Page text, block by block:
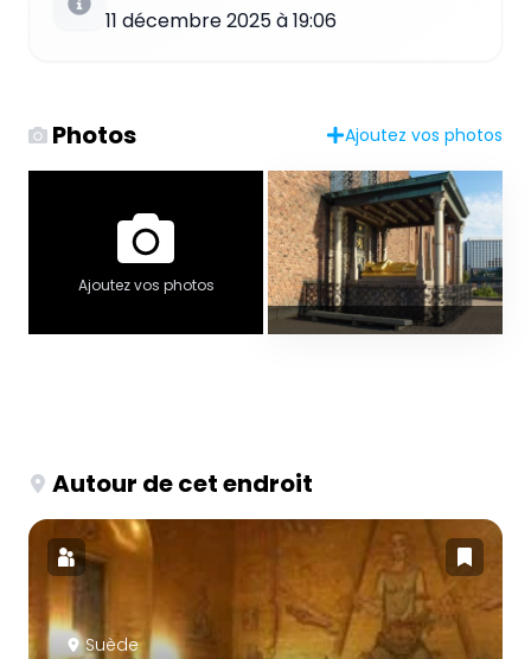
11 décembre 2025 à 19:06
Photos Ajoutez vos photos
Ajoutez vos photos
Autour de cet endroit
Suède